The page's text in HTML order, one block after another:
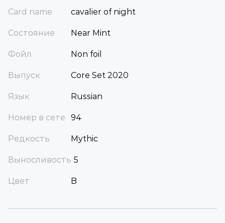
Card name cavalier of night
Состояние Near Mint
Фойл Non foil
Выпуск Core Set 2020
Язык Russian
Номер в сете 94
Редкость Mythic
Выносливость 5
Цвет B